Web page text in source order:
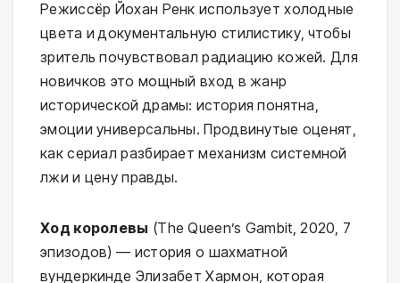
Режиссёр Йохан Ренк использует холодные
цвета и документальную стилистику, чтобы
зритель почувствовал радиацию кожей. Для
новичков это мощный вход в жанр
исторической драмы: история понятна,
эмоции универсальны. Продвинутые оценят,
как сериал разбирает механизм системной
лжи и цену правды.
Ход королевы (The Queen’s Gambit, 2020, 7
эпизодов) — история о шахматной
вундеркинде Элизабет Хармон, которая